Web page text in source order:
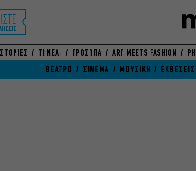
ΙΣΤΟΡΙΕΣ ΤΙ ΝΕΑ; ΠΡΟΣΩΠΑ ART MEETS FASHION
ΘΕΑΤΡΟ ΣΙΝΕΜΑ ΜΟΥΣΙΚΗ ΕΚΘΕΣΕΙΣ